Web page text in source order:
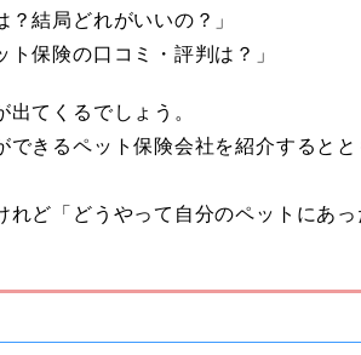
？結局どれがいいの？」
ト保険の口コミ・評判は？」
てくるでしょう。
できるペット保険会社を紹介すると
れど「どうやって自分のペットにあ